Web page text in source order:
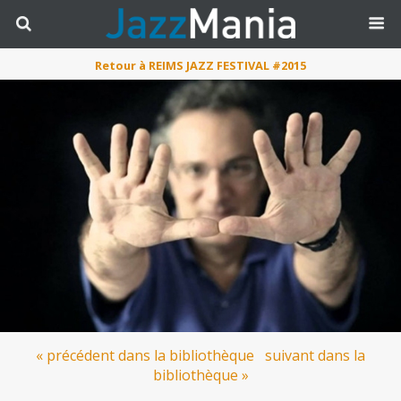
Retour à REIMS JAZZ FESTIVAL #2015
« précédent dans la bibliothèque suivant dans la
bibliothèque »